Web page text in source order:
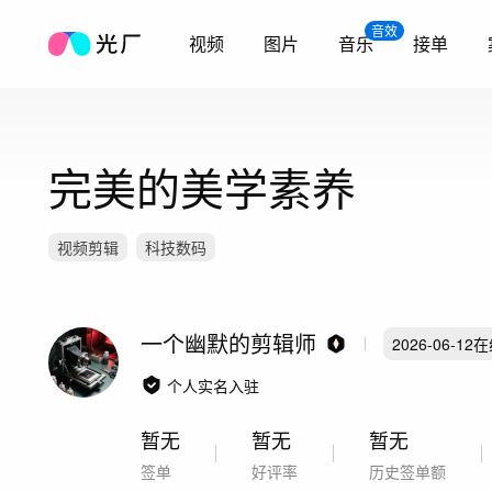
视频 图片
音效
音乐 接单
完美的美学素养
视频剪辑 科技数码
一个幽默的剪辑师 2026-06-12
个人实名入驻
暂无
签单
暂无
好评率
暂无
历史签单额